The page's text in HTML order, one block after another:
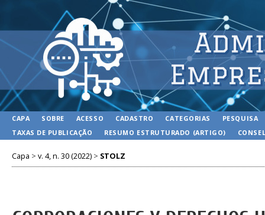
CAPA SOBRE ACESSO CADASTRO CATEGORIAS
PESQUISA
TAXAS DE PUBLICAÇÃO
RESUMO ESTRUTURADO (ARTIGO)
Capa > v. 4, n. 30 (2022) > STOLZ